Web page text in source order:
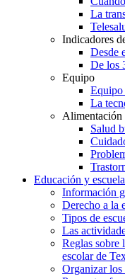
La
Indicadores
Desde
De los
Equipo
Equipo
La
Alimentación
Salud
Educación y
Información
Derecho a la
Tipos de
Las
Reglas sobre
escolar de
Organizar los